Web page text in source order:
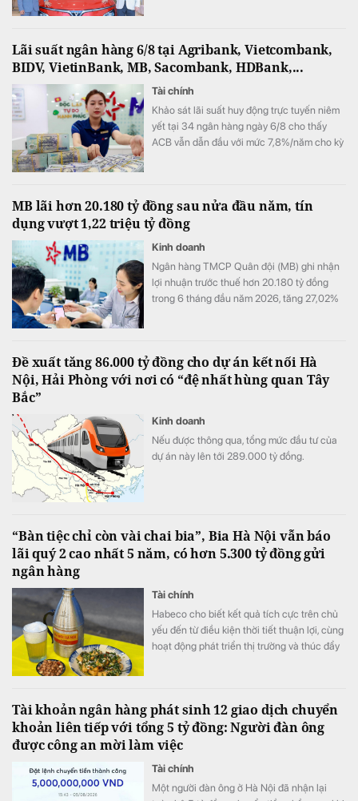
Lãi suất ngân hàng 6/8 tại Agribank, Vietcombank,
BIDV, VietinBank, MB, Sacombank, HDBank,...
Tài chính
Khảo sát lãi suất huy động trực tuyến niêm
yết tại 34 ngân hàng ngày 6/8 cho thấy
ACB vẫn dẫn đầu với mức 7,8%/năm cho kỳ
MB lãi hơn 20.180 tỷ đồng sau nửa đầu năm, tín
dụng vượt 1,22 triệu tỷ đồng
Kinh doanh
Ngân hàng TMCP Quân đội (MB) ghi nhận
lợi nhuận trước thuế hơn 20.180 tỷ đồng
trong 6 tháng đầu năm 2026, tăng 27,02%
1,74 triệu tỷ đồng.
Đề xuất tăng 86.000 tỷ đồng cho dự án kết nối Hà
Nội, Hải Phòng với nơi có “đệ nhất hùng quan Tây
Bắc”
Kinh doanh
Nếu được thông qua, tổng mức đầu tư của
dự án này lên tới 289.000 tỷ đồng.
“Bàn tiệc chỉ còn vài chai bia”, Bia Hà Nội vẫn báo
lãi quý 2 cao nhất 5 năm, có hơn 5.300 tỷ đồng gửi
ngân hàng
Tài chính
Habeco cho biết kết quả tích cực trên chủ
yếu đến từ điều kiện thời tiết thuận lợi, cùng
hoạt động phát triển thị trường và thúc đẩy
Tài khoản ngân hàng phát sinh 12 giao dịch chuyển
khoản liên tiếp với tổng 5 tỷ đồng: Người đàn ông
được công an mời làm việc
Tài chính
Một người đàn ông ở Hà Nội đã nhận lại